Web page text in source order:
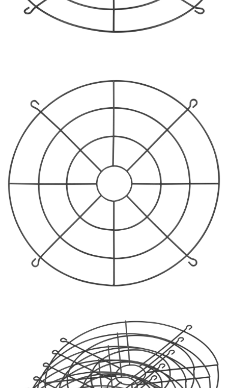
СЕТЕВЫЕ ФИЛЬТРЫ, СИЛОВЫЕ
РАЗЪЕМЫ И УДЛИНИТЕЛИ,
ТРОЙНИКИ И КОЛОДКИ, ВИЛКИ
ТОЧЕЧНЫЕ СВЕТИЛЬНИКИ
УЛИЧНОЕ ОСВЕЩЕНИЕ НА
СОЛНЕЧНЫХ БАТАРЕЯХ
УЛИЧНЫЕ СВЕТИЛЬНИКИ
ФОНТАНЫ
ЭЛЕКТРОЗВОНКИ И АКСЕССУАРЫ
ЭЛЕКТРОУСТАНОВОЧНЫЕ
ИЗДЕЛИЯ
ЭЛЕМЕНТЫ ПИТАНИЯ
ОПЛАТА И ДОСТАВКА
ЗАДАТЬ ВОПРОС